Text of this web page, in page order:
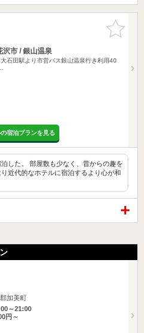
お気に入
りに追加
沢市 / 銀山温泉
石田駅より市営バス銀山温泉行き利用40
宿泊プランを見る
した。 部屋数も少なく、昔からの趣を
近代的なホテルに宿泊するより心が和
加美町
～21:00
円～